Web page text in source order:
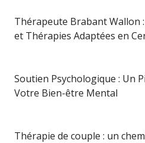
Thérapeute Brabant Wallon
et Thérapies Adaptées en
Soutien Psychologique : Un
Votre Bien-être Mental
Thérapie de couple : un